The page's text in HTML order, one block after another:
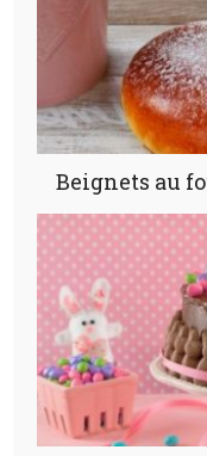
Beignets au